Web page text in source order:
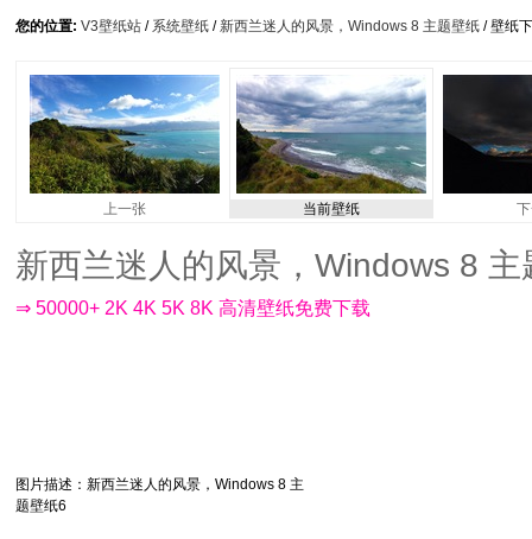
您的位置: V3壁纸站 / 系统壁纸 /新西兰迷人的风景，Windows 8 主题壁纸 / 壁纸
上一张 当前壁纸
新西兰迷人的风景，Windows 8
⇒ 50000+ 2K 4K 5K 8K 高清壁纸免费下载
图片描述 ：新西兰迷人的风景，Windows 8 主
题壁纸6